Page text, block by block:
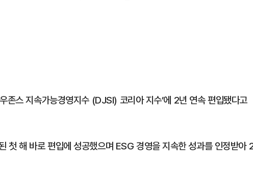
스 지속가능경영지수 (DJSI) 코리아 지수’에 2년 연속 편입됐다고
첫 해 바로 편입에 성공했으며 ESG 경영을 지속한 성과를 인정받아
대한민국 축구판